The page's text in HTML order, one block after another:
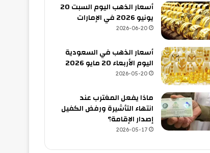
أسعار الذهب اليوم السبت 20
يونيو 2026 في الإمارات
2026-06-20
أسعار الذهب في السعودية
اليوم الأربعاء 20 مايو 2026
2026-05-20
ماذا يفعل المغترب عند
انتهاء التأشيرة ورفض الكفيل
إصدار الإقامة؟
2026-05-17